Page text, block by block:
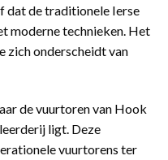
dat de traditionele Ierse
moderne technieken. Het
zich onderscheidt van
de vuurtoren van Hook
ligt. Deze
vuurtorens ter